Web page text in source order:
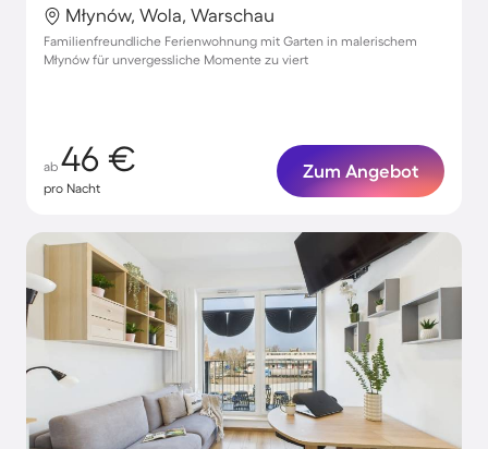
Młynów, Wola, Warschau
Familienfreundliche Ferienwohnung mit Garten in malerischem
Młynów für unvergessliche Momente zu viert
ab 46 €
pro Nacht
Zum Angebot